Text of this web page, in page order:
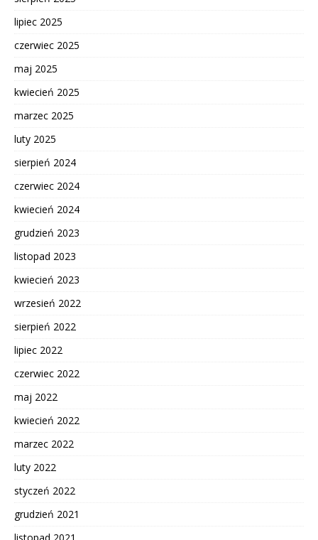
lipiec 2025
czerwiec 2025
maj 2025
kwiecień 2025
marzec 2025
luty 2025
sierpień 2024
czerwiec 2024
kwiecień 2024
grudzień 2023
listopad 2023
kwiecień 2023
wrzesień 2022
sierpień 2022
lipiec 2022
czerwiec 2022
maj 2022
kwiecień 2022
marzec 2022
luty 2022
styczeń 2022
grudzień 2021